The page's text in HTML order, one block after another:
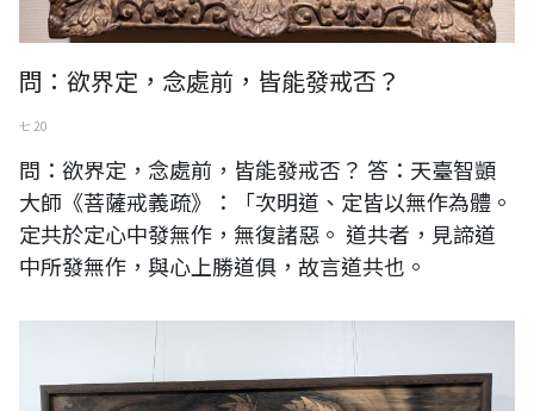
問：欲界定，念處前，皆能發戒否？
七 20
問：欲界定，念處前，皆能發戒否？ 答：天臺智顗
大師《菩薩戒義疏》：「次明道、定皆以無作為體。
定共於定心中發無作，無復諸惡。 道共者，見諦道
中所發無作，與心上勝道俱，故言道共也。